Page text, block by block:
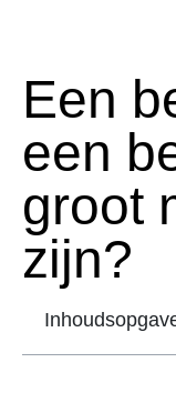
Een
een
groot
zijn?